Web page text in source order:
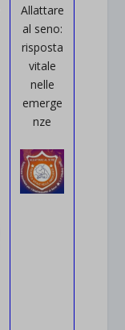
Allattare
al seno:
risposta
vitale
nelle
emerge
nze